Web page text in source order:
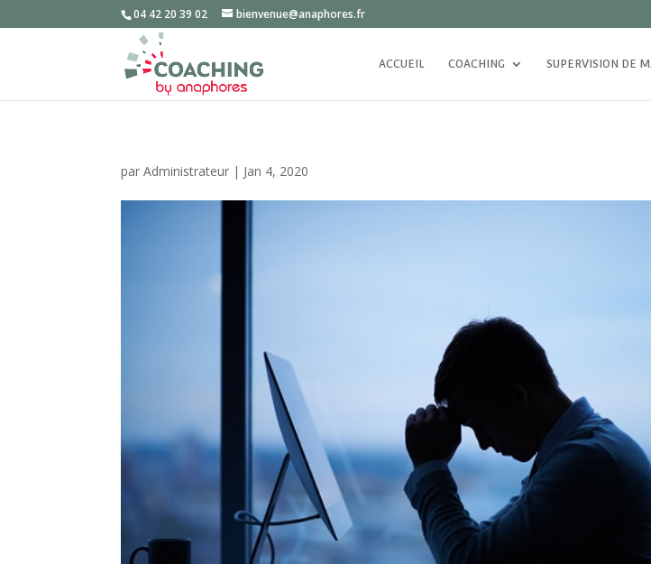
04 42 20 39 02 bienvenue@anaphores.fr
ACCUEIL COACHING SUPERVISION DE
parAdministrateur | Jan 4, 2020